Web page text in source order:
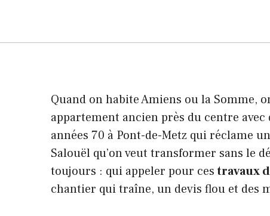
Quand on habite Amiens ou la Somme,
appartement ancien près du centre
années 70 à Pont-de-Metz qui réclame
Salouël qu’on veut transformer sans le
toujours : qui appeler pour cestravaux
chantier qui traîne, un devis flou et des